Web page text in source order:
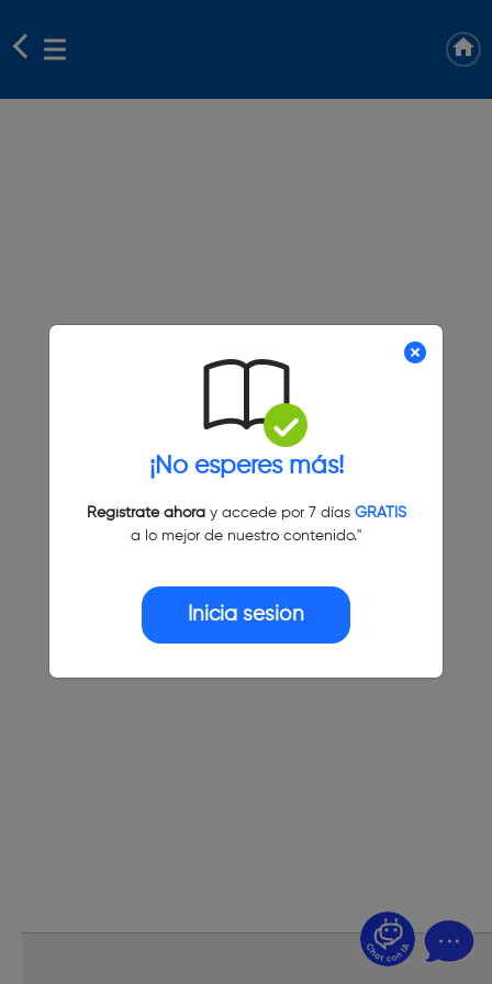
¡No esperes más!
Regístrate ahoray accede por 7 días GRATIS
a lo mejor de nuestro contenido."
Inicia sesión